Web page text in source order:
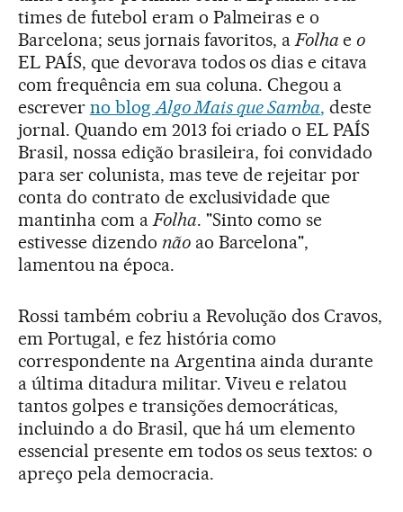
times de futebol eram o Palmeiras e o
Barcelona; seus jornais favoritos, a Folhae o
EL PAÍS, que devorava todos os dias e citava
com frequência em sua coluna. Chegou a
escrever no blog Algo Mais que Samba, deste
jornal. Quando em 2013 foi criado o EL PAÍS
Brasil, nossa edição brasileira, foi convidado
para ser colunista, mas teve de rejeitar por
conta do contrato de exclusividade que
mantinha com a Folha. "Sinto como se
estivesse dizendo nãoao Barcelona",
lamentou na época.
Rossi também cobriu a Revolução dos Cravos,
em Portugal, e fez história como
correspondente na Argentina ainda durante
a última ditadura militar. Viveu e relatou
tantos golpes e transições democráticas,
incluindo a do Brasil, que há um elemento
essencial presente em todos os seus textos: o
apreço pela democracia.